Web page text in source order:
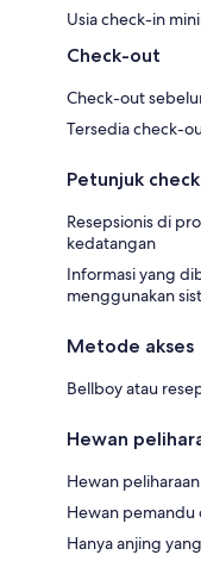
Usia check-in
Check-out
Check-out
Tersedia check-
Petunjuk
Resepsionis di
kedatangan
Informasi yang
menggunakan
Metode akses
Bellboy atau
Hewan
Hewan
Hewan pemandu
Hanya anjing